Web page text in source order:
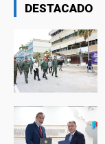
DESTACADO